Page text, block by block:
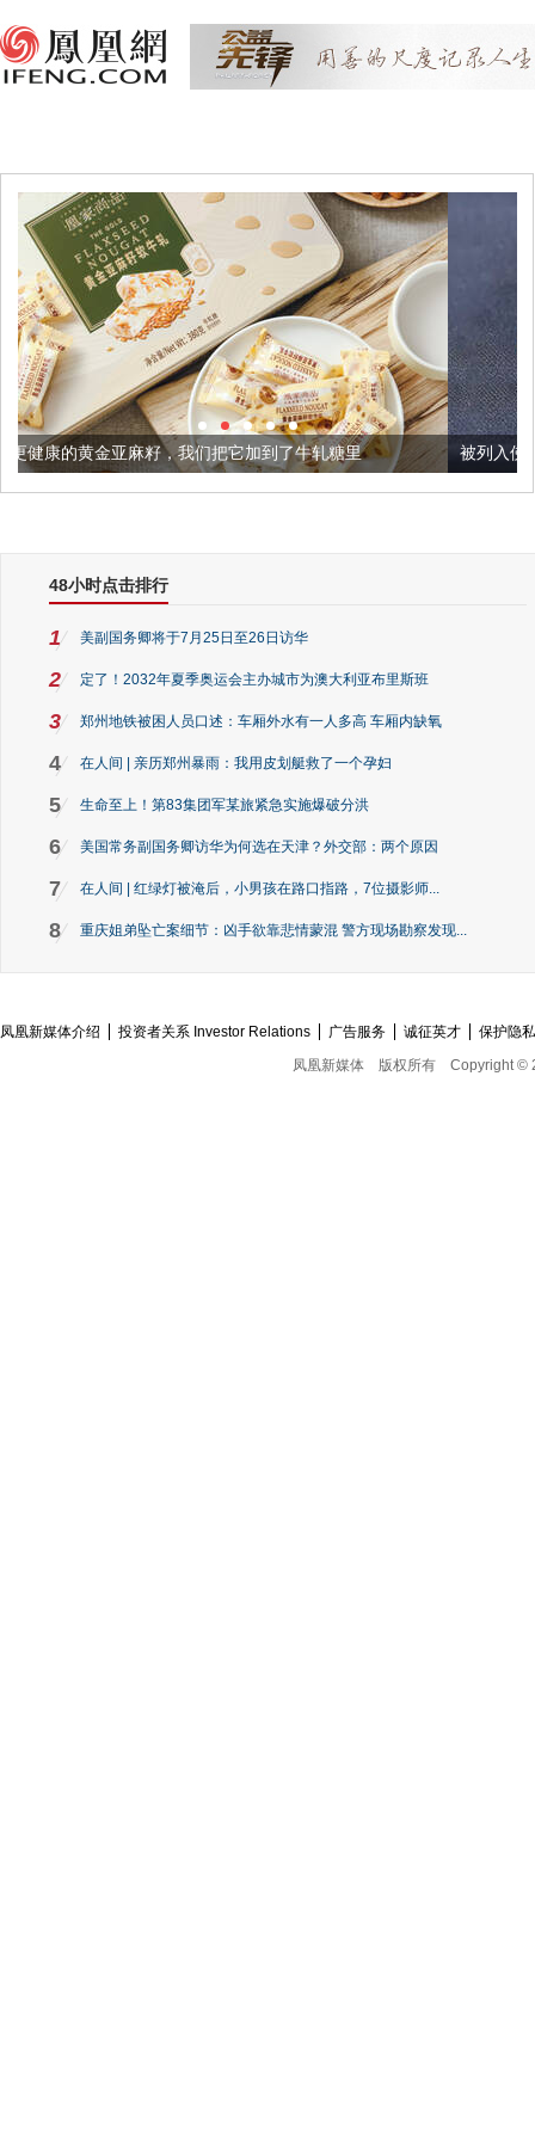
们把它加到了牛轧糖里 被列入佛家七宝的它到底有多美？
48小时点击排行
1 美副国务卿将于7月25日至26日访华
2 定了！2032年夏季奥运会主办城市为澳大利亚布里斯班
3 郑州地铁被困人员口述：车厢外水有一人多高 车厢内缺氧
4 在人间 | 亲历郑州暴雨：我用皮划艇救了一个孕妇
5 生命至上！第83集团军某旅紧急实施爆破分洪
6 美国常务副国务卿访华为何选在天津？外交部：两个原因
7 在人间 | 红绿灯被淹后，小男孩在路口指路，7位摄影师...
8 重庆姐弟坠亡案细节：凶手欲靠悲情蒙混 警方现场勘察发现...
凤凰新媒体介绍 投资者关系 Investor Relations 广告服务 诚征英才
保护隐
凤凰新媒体
版权所有 Copyright ©